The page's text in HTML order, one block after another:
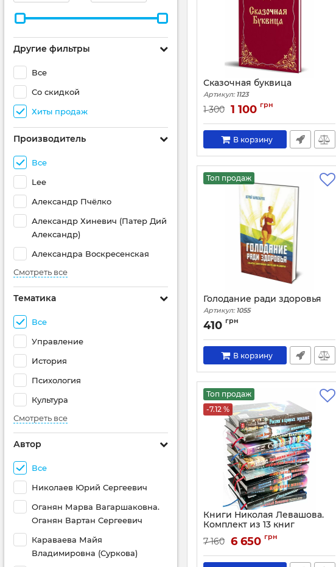
Другие фильтры
Все
Со скидкой
Хиты продаж
Производитель
Все
Lee
Александр Пчёлко
Александр Хиневич (Патер Дий
Александр)
Александра Воскресенская
Смотреть все
Тематика
Все
Управление
История
Психология
Культура
Смотреть все
Автор
Все
Николаев Юрий Сергеевич
Оганян Марва Вагаршаковна.
Оганян Вартан Сергеевич
Караваева Майя
Владимировна (Суркова)
Сказочная буквица
Артикул: 1123
1 300 1 100 грн
В корзину
Топ продаж
Голодание ради здоровья
Артикул: 1055
410 грн
В корзину
Топ продаж
-7.12 %
Книги Николая Левашова.
Комплект из 13 книг
Артикул: 1934
7 160 6 650 грн